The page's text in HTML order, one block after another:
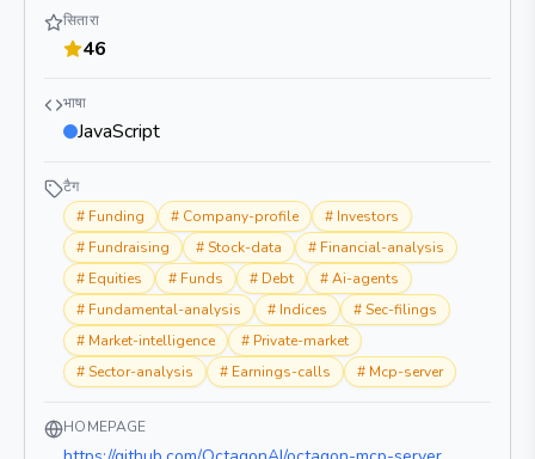
सितारा
46
भाषा
JavaScript
टैग
# Funding # Company-profile # Investors
# Fundraising #Stock-data # Financial-analysis
# Equities # Funds # Debt #Ai-agents
# Fundamental-analysis # Indices #Sec-filings
# Market-intelligence # Private-market
#Sector-analysis # Earnings-calls # Mcp-server
HOMEPAGE